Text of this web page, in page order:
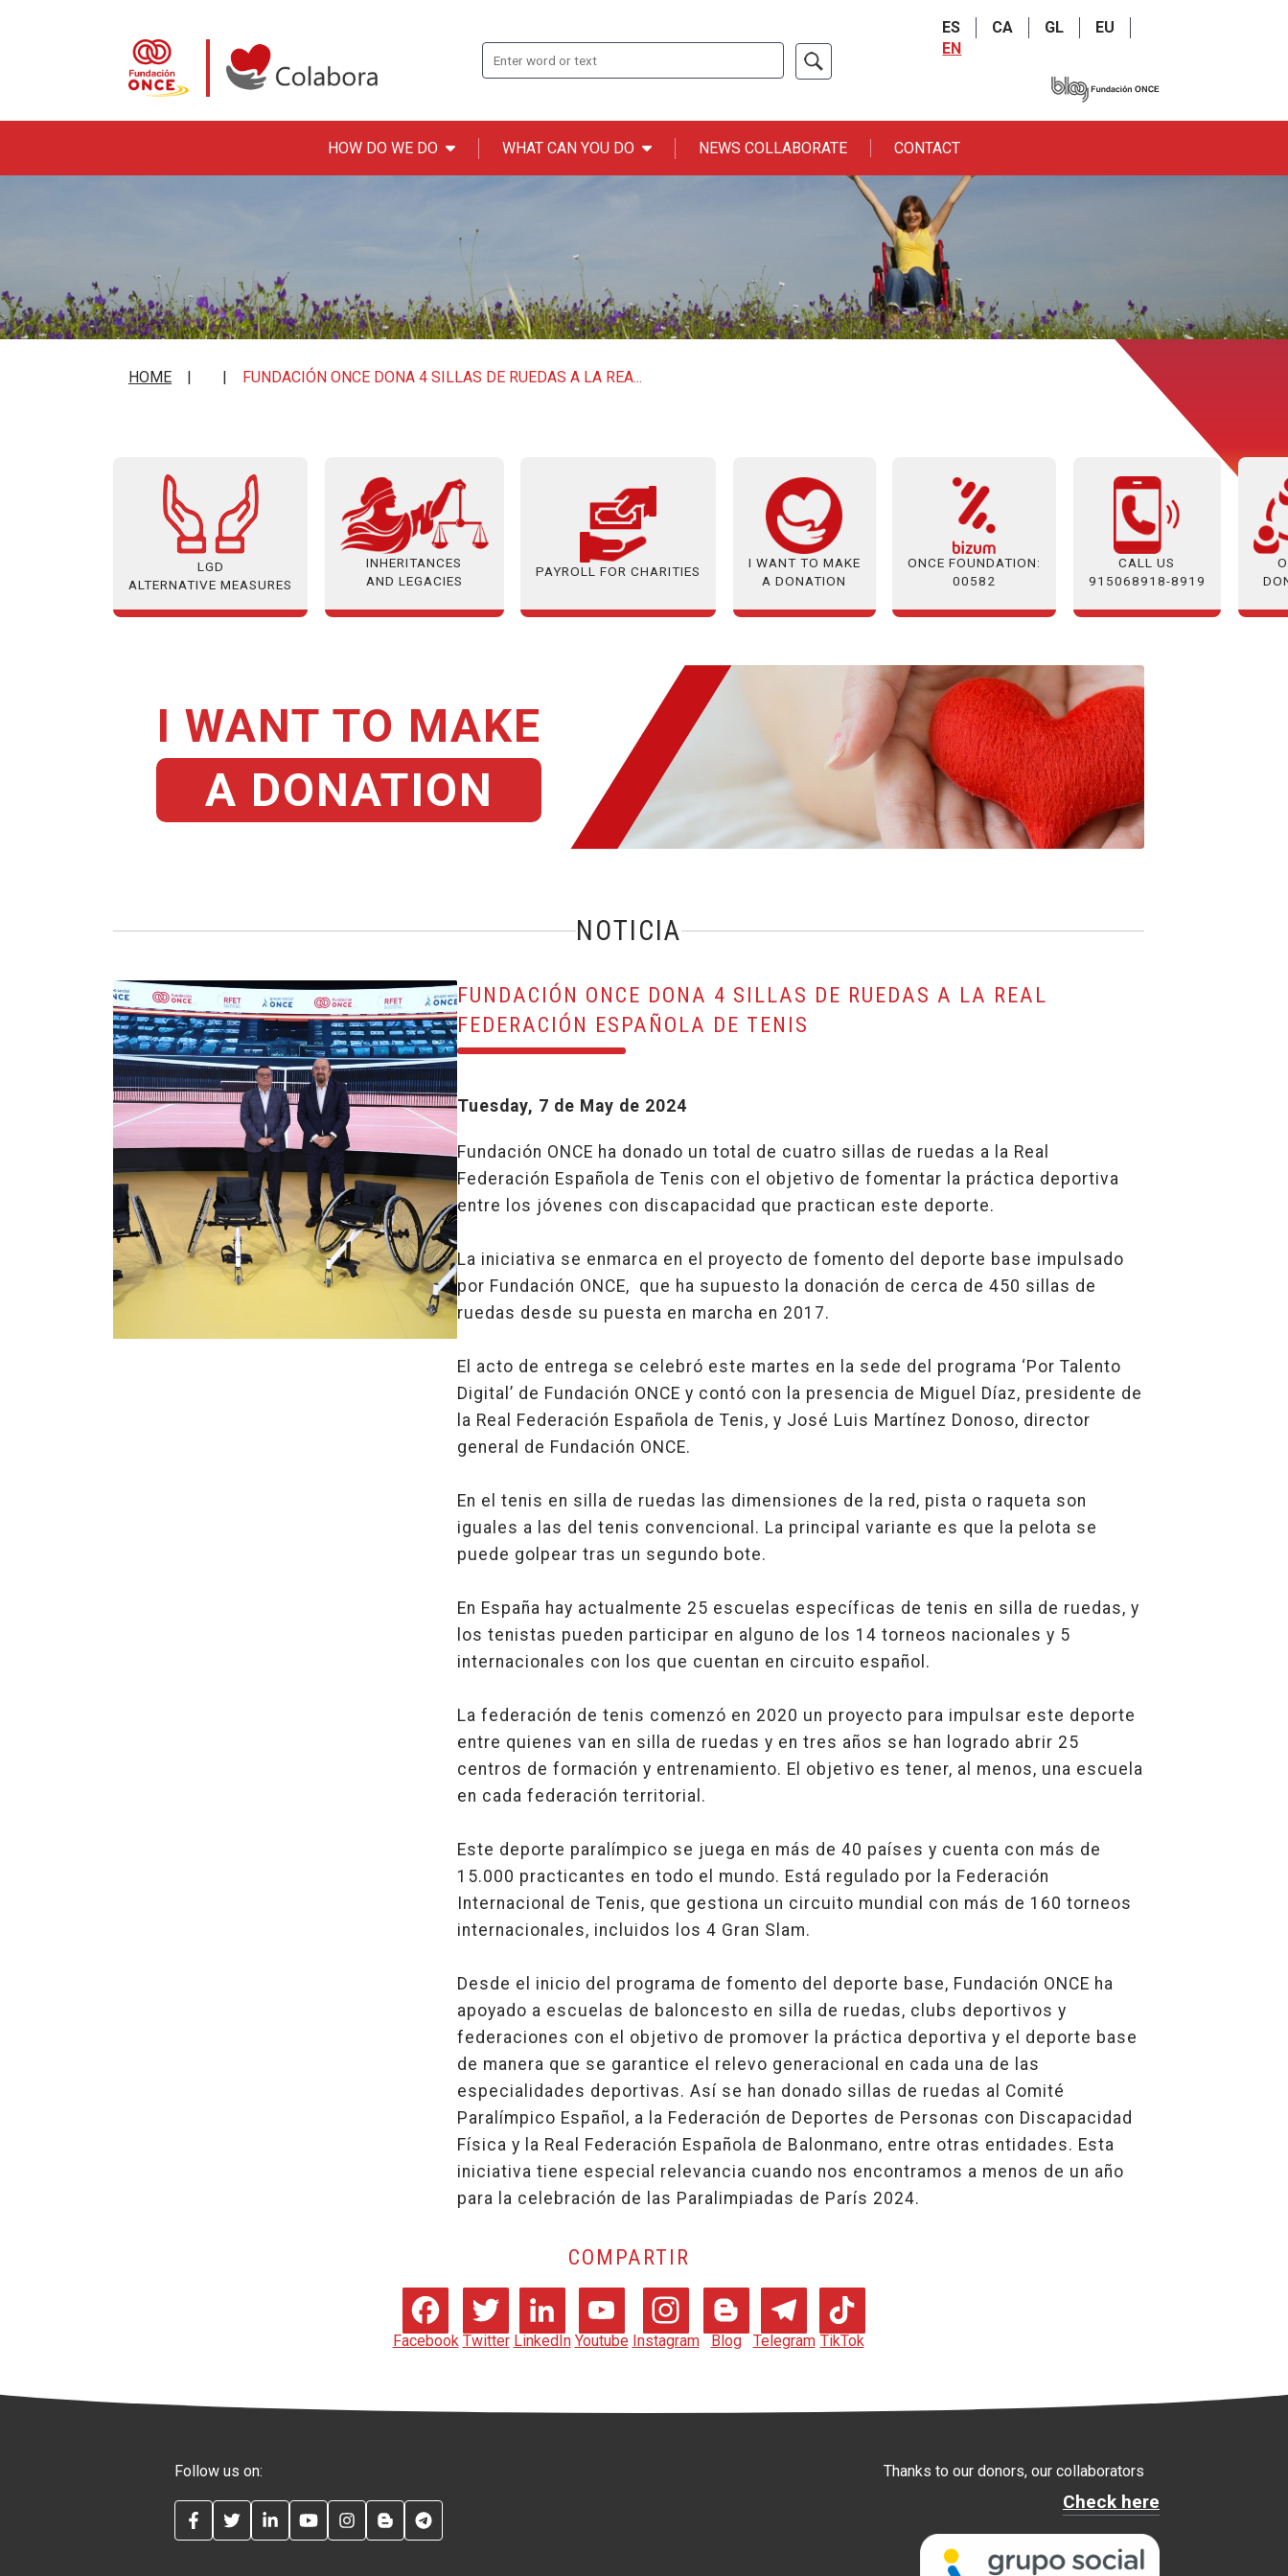
Colabora con la Fundación ONCE
Search
ES CA GL
EU
EN
HOW DO WE DO WHAT CAN YOU DO NEWS COLLABORATE CONTACT
HOME FUNDACIÓN ONCE DONA 4 SILLAS DE RUEDAS A LA REA...
LGD
ALTERNATIVE MEASURES
INHERITANCES
AND LEGACIES
PAYROLL FOR CHARITIES
I WANT TO MAKE
A DONATION
ONCE FOUNDATION:
00582
CALL US
915068918-8919
I WANT TO MAKE
A DONATION
NOTICIA
FUNDACIÓN ONCE DONA 4 SILLAS DE RUEDAS A LA REAL
FEDERACIÓN ESPAÑOLA DE TENIS
Tuesday, 7 de May de 2024
Fundación ONCE ha donado un total de cuatro sillas de ruedas a la Real
Federación Española de Tenis con el objetivo de fomentar la práctica deportiva
entre los jóvenes con discapacidad que practican este deporte.
La iniciativa se enmarca en el proyecto de fomento del deporte base impulsado
por Fundación ONCE, que ha supuesto la donación de cerca de 450 sillas de
ruedas desde su puesta en marcha en 2017.
El acto de entrega se celebró este martes en la sede del programa ‘Por Talento
Digital’ de Fundación ONCE y contó con la presencia de Miguel Díaz, presidente de
la Real Federación Española de Tenis, y José Luis Martínez Donoso, director
general de Fundación ONCE.
En el tenis en silla de ruedas las dimensiones de la red, pista o raqueta son
iguales a las del tenis convencional. La principal variante es que la pelota se
puede golpear tras un segundo bote.
En España hay actualmente 25 escuelas específicas de tenis en silla de ruedas, y
los tenistas pueden participar en alguno de los 14 torneos nacionales y 5
internacionales con los que cuentan en circuito español.
La federación de tenis comenzó en 2020 un proyecto para impulsar este deporte
entre quienes van en silla de ruedas y en tres años se han logrado abrir 25
centros de formación y entrenamiento. El objetivo es tener, al menos, una escuela
en cada federación territorial.
Este deporte paralímpico se juega en más de 40 países y cuenta con más de
15.000 practicantes en todo el mundo. Está regulado por la Federación
Internacional de Tenis, que gestiona un circuito mundial con más de 160 torneos
internacionales, incluidos los 4 Gran Slam.
Desde el inicio del programa de fomento del deporte base, Fundación ONCE ha
apoyado a escuelas de baloncesto en silla de ruedas, clubs deportivos y
federaciones con el objetivo de promover la práctica deportiva y el deporte base
de manera que se garantice el relevo generacional en cada una de las
especialidades deportivas. Así se han donado sillas de ruedas al Comité
Paralímpico Español, a la Federación de Deportes de Personas con Discapacidad
Física y la Real Federación Española de Balonmano, entre otras entidades. Esta
iniciativa tiene especial relevancia cuando nos encontramos a menos de un año
para la celebración de las Paralimpiadas de París 2024.
COMPARTIR
Facebook Twitter LinkedIn Youtube Instagram Blog Telegram TikTok
Follow us on:
FACEBOOKTWITTERLINKEDINYOUTUBEINSTAGRAM
BLOG
Thanks to our donors, our collaborators
Check here